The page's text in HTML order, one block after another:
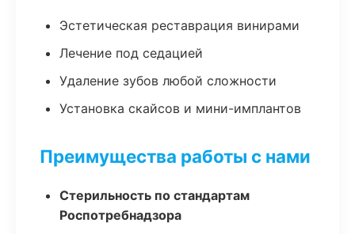
Эстетическая реставрация винирами
Лечение под седацией
Удаление зубов любой сложности
Установка скайсов и мини-имплантов
Преимущества работы с нами
Стерильность по стандартам
Роспотребнадзора